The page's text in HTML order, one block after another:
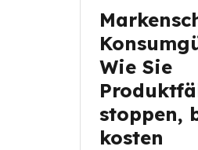
Wie Sie
stoppen,
kosten